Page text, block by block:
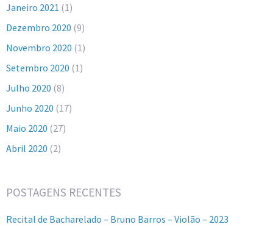
Janeiro 2021 (1)
Dezembro 2020 (9)
Novembro 2020 (1)
Setembro 2020 (1)
Julho 2020 (8)
Junho 2020 (17)
Maio 2020 (27)
Abril 2020 (2)
POSTAGENS RECENTES
Recital de Bacharelado – Bruno Barros – Violão – 2023